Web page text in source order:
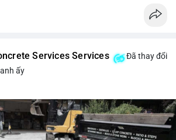
Services Services
Đã thay đổi
ấy